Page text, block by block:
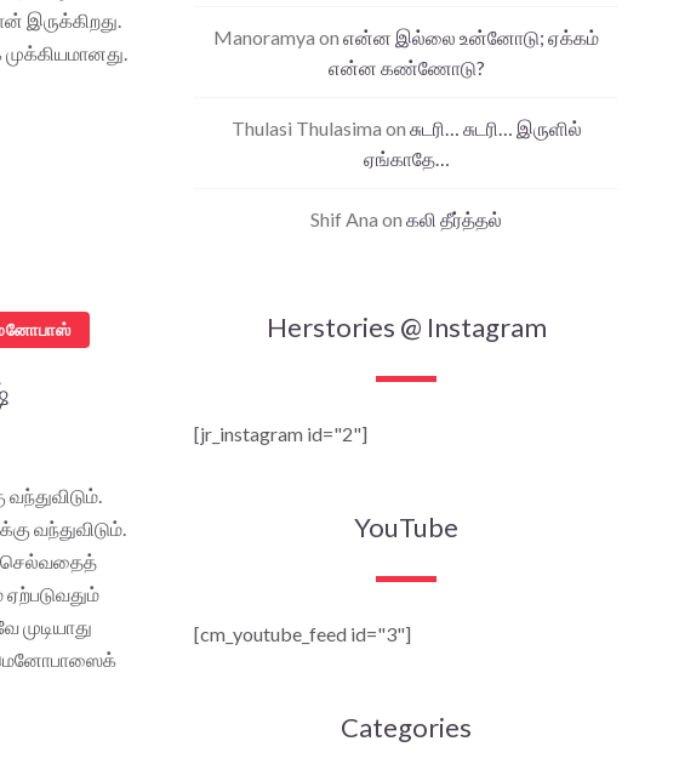
இருக்கிறது.
வந்துவிடும்.
செல்வதைத்
ஏற்படுவதும்
Manoramya on என்ன இல்லை உன்னோடு; ஏக்கம்
என்ன கண்ணோடு?
Thulasi Thulasima on சுடரி… சுடரி… இருளில்
ஏங்காதே…
Shif Ana on கலி தீர்த்தல்
Herstories @ Instagram
[jr_instagram id="2"]
YouTube
[cm_youtube_feed id="3"]
Categories